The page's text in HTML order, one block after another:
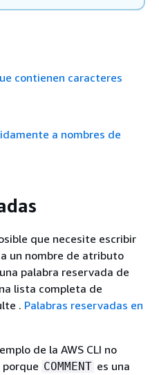
contienen caracteres
a nombres de
que necesite escribir
un nombre de atributo
palabra reservada de
lista completa de
. Palabras reservadas en
de la AWS CLI no
COMMENT es una